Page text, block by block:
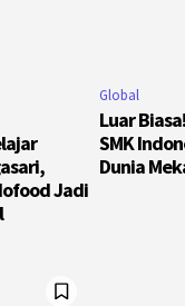
Jadi
Global
Luar
SMK
Dunia